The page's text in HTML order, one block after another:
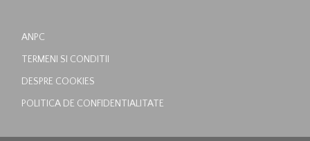
ANPC
TERMENI SI CONDITII
DESPRE COOKIES
POLITICA DE CONFIDENTIALITATE